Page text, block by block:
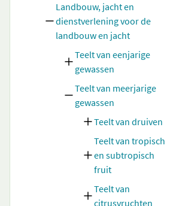
Landbouw, jacht en
dienstverlening voor de
landbouw en jacht
Teelt van eenjarige
gewassen
Teelt van meerjarige
gewassen
Teelt van druiven
Teelt van tropisch
en subtropisch
fruit
Teelt van
citrusvruchten